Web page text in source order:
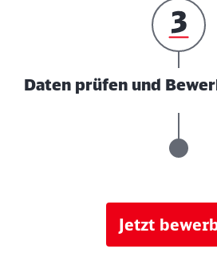
Daten prüfen und
Jetzt